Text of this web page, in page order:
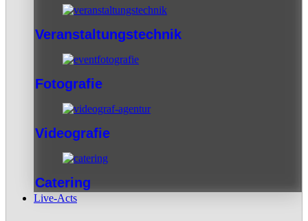
Veranstaltungstechnik
Fotografie
Videografie
Catering
Live-Acts